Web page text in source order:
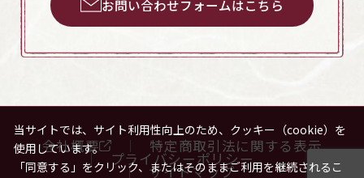
お問い合わせフォームはこちら
会社概要 特定商取引法に関する表示
プライバシーポリシー
サイトマップ
当サイトでは、サイト利用性向上のため、クッキー（cookie）を
使用しています。
「同意する」をクリック、またはそのままご利用を継続されるこ